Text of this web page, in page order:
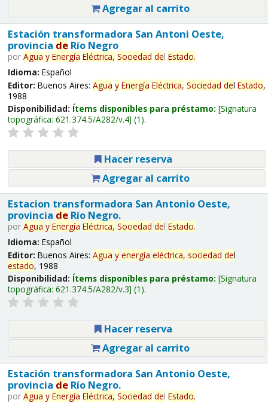
Agregar al carrito
Estación transformadora San Antoni Oeste,
provincia deRío Negro
por Agua y Energía Eléctrica, Sociedad del Estado.
Idioma: Español
Editor: Buenos Aires: Agua y Energía Eléctrica, Sociedad del Estado,
1988
Disponibilidad: Ítems disponibles para préstamo: Signatura
topográfica: 621.374.5/A282/v.4 (1).
Hacer reserva
Agregar al carrito
Estacion transformadora San Antonio Oeste,
provincia deRío Negro.
por Agua y Energía Eléctrica, Sociedad del Estado.
Idioma: Español
Editor: Buenos Aires: Agua y energía eléctrica, sociedad del
estado, 1988
Disponibilidad: Ítems disponibles para préstamo: Signatura
topográfica: 621.374.5/A282/v.3 (1).
Hacer reserva
Agregar al carrito
Estación transformadora San Antonio Oeste,
provincia deRío Negro.
por Agua y Energía Eléctrica, Sociedad del Estado.